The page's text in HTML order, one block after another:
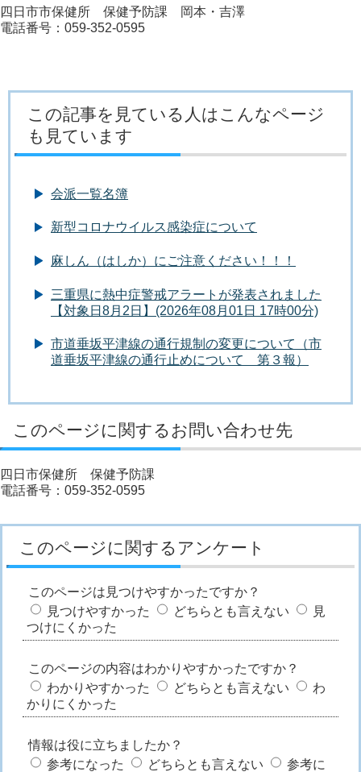
四日市市保健所 保健予防課 岡本・吉澤
電話番号：059-352-0595
この記事を見ている人はこんなページ
も見ています
会派一覧名簿
新型コロナウイルス感染症について
麻しん（はしか）にご注意ください！！！
三重県に熱中症警戒アラートが発表されました
【対象日8月2日】(2026年08月01日 17時00分)
市道垂坂平津線の通行規制の変更について（市
道垂坂平津線の通行止めについて 第３報）
このページに関するお問い合わせ先
四日市保健所 保健予防課
電話番号：059-352-0595
このページに関するアンケート
このページは見つけやすかったですか？
見つけやすかった
どちらとも言えない
見
つけにくかった
このページの内容はわかりやすかったですか？
わかりやすかった
どちらとも言えない
わ
かりにくかった
情報は役に立ちましたか？
参考になった
どちらとも言えない
参考に